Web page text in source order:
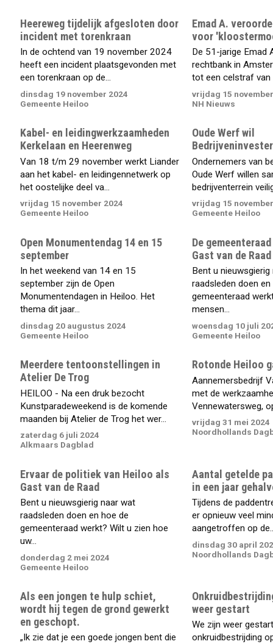
Heereweg tijdelijk afgesloten door
incident met torenkraan
In de ochtend van 19 november 2024
heeft een incident plaatsgevonden met
een torenkraan op de...
dinsdag 19 november 2024
Gemeente Heiloo
Emad A.
voor
De 51-jarige Emad
rechtbank in
tot een celstraf van
vrijdag 15
NH Nieuws
Kabel- en leidingwerkzaamheden
Kerkelaan en Heerenweg
Van 18 t/m 29 november werkt Liander
aan het kabel- en leidingennetwerk op
het oostelijke deel va...
vrijdag 15 november 2024
Gemeente Heiloo
Oude Werf wil
Ondernemers van
Oude Werf willen
bedrijventerrein
vrijdag 15
Gemeente Heiloo
Open Monumentendag 14 en 15
september
In het weekend van 14 en 15
september zijn de Open
Monumentendagen in Heiloo. Het
thema dit jaar...
dinsdag 20 augustus 2024
Gemeente Heiloo
De
Gast van de Raad
Bent u nieuwsgierig
raadsleden doen en
gemeenteraad
mensen...
woensdag 10 juli
Gemeente Heiloo
Meerdere tentoonstellingen in
Atelier De Trog
HEILOO - Na een druk bezocht
Kunstparadeweekend is de komende
maanden bij Atelier de Trog het wer...
zaterdag 6 juli 2024
Alkmaars Dagblad
Rotonde Heiloo
Aannemersbedrijf
met de
Vennewatersweg,
vrijdag 31 mei 2024
Noordhollands
Ervaar de politiek van Heiloo als
Gast van de Raad
Bent u nieuwsgierig naar wat
raadsleden doen en hoe de
gemeenteraad werkt? Wilt u zien hoe
uw...
donderdag 2 mei 2024
Gemeente Heiloo
Aantal getelde
in een jaar
Tijdens de
er opnieuw veel
aangetroffen op
dinsdag 30 april
Noordhollands
Als een jongen te hulp schiet,
wordt hij tegen de grond gewerkt
en geschopt.
„Ik zie dat je een goede jongen bent die
weer gestart
We zijn weer
onkruidbestrijding